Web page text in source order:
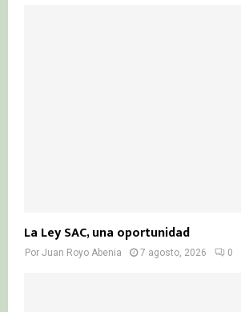
La Ley SAC, una oportunidad
Por Juan Royo Abenia 7 agosto, 2026 0